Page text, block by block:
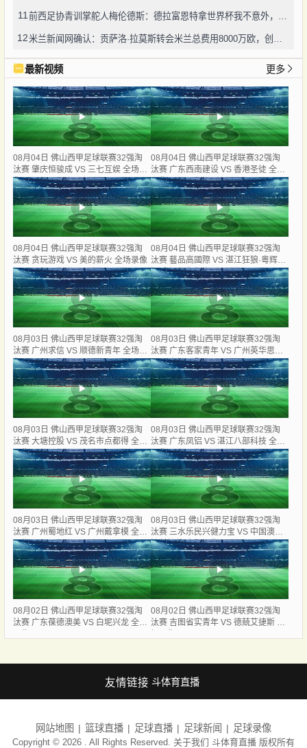
11
12
最新视频 更多
08月04日 佛山西甲足球联赛32强淘
汰赛 肇庆恒骏成 VS 三七互娱 全场录
像
08月04日 佛山西甲足球联赛32强淘
汰赛 广东西南建设 VS 香港圣徒 全场
录像
08月04日 佛山西甲足球联赛32强淘
汰赛 贪玩游戏 VS 美的薪火 全场录像
08月04日 佛山西甲足球联赛32强淘
汰赛 藝品高國際 VS 湛江狂狼·粵辉能
源 全场录像
08月03日 佛山西甲足球联赛32强淘
汰赛 广州求信 VS 顺德新青年 全场录
像
08月03日 佛山西甲足球联赛32强淘
汰赛 广东客家青年 VS 广州英华思力
U17 全场录像
08月03日 佛山西甲足球联赛32强淘
汰赛 大塘控股 VS 茂名市点都得 全场
录像
08月03日 佛山西甲足球联赛32强淘
汰赛 广东凤铝 VS 湛江八部科技 全场
录像
08月03日 佛山西甲足球联赛32强淘
汰赛 广州蜀地红 VS 广州戴拿模 全场
录像
08月03日 佛山西甲足球联赛32强淘
汰赛 三水乐民兴健力宝 VS 中国澳门
澳科精英 全场录像
08月02日 佛山西甲足球联赛32强淘
汰赛 广东葆德澳美 VS 白坭兴龙 全场
08月02日 佛山西甲足球联赛32强淘
汰赛 吉图省实青年 VS 德兢艾捷斯 全
友情链接 斗体育直播
网站地图 篮球直播 足球直播 足球新闻 足球录像
Copyright © 2026 . All Rights Reserved. 关于我们 斗体育直播 版权所有